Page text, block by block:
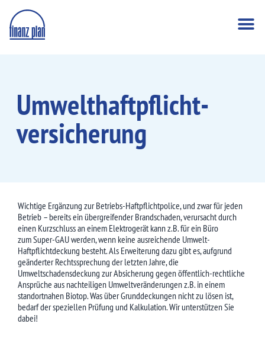
Umwelthaftpflicht­
versicherung
Wichtige Ergänzung zur Betriebs-Haftpflichtpolice, und zwar für jeden
Betrieb – bereits ein übergreifender Brandschaden, verursacht durch
einen Kurzschluss an einem Elektrogerät kann z.B. für ein Büro
zum Super-GAU werden, wenn keine ausreichende Umwelt-
Haftpflichtdeckung besteht. Als Erweiterung dazu gibt es, aufgrund
geänderter Rechtssprechung der letzten Jahre, die
Umweltschadensdeckung zur Absicherung gegen öffentlich-rechtliche
Ansprüche aus nachteiligen Umweltveränderungen z.B. in einem
standortnahen Biotop. Was über Grunddeckungen nicht zu lösen ist,
bedarf der speziellen Prüfung und Kalkulation. Wir unterstützen Sie
dabei!